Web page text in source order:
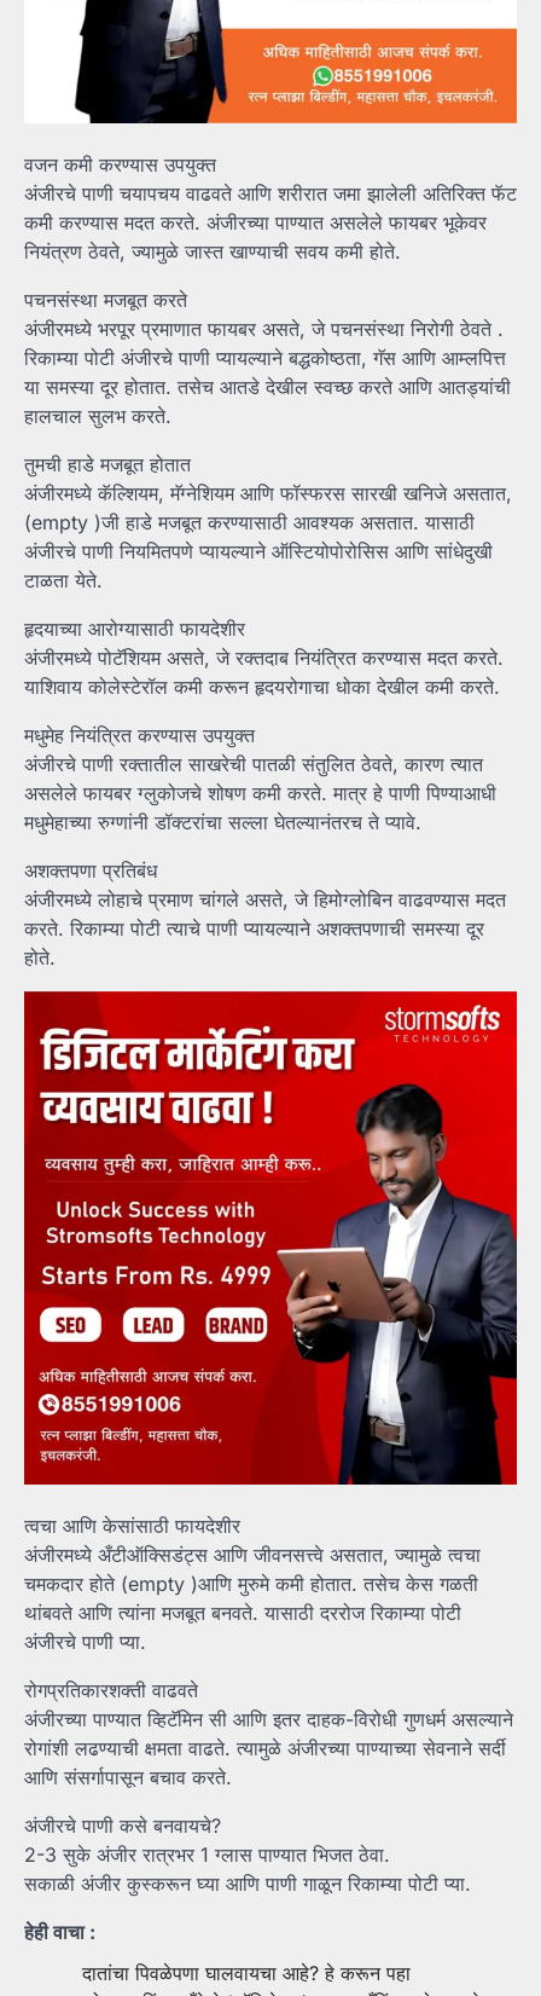
वजन कमी करण्यास उपयुक्त
अंजीरचे पाणी चयापचय वाढवते आणि शरीरात जमा झालेली अतिरिक्त फॅट
कमी करण्यास मदत करते. अंजीरच्या पाण्यात असलेले फायबर भूकेवर
नियंत्रण ठेवते, ज्यामुळे जास्त खाण्याची सवय कमी होते.
पचनसंस्था मजबूत करते
अंजीरमध्ये भरपूर प्रमाणात फायबर असते, जे पचनसंस्था निरोगी ठेवते .
रिकाम्या पोटी अंजीरचे पाणी प्यायल्याने बद्धकोष्ठता, गॅस आणि आम्लपित्त
या समस्या दूर होतात. तसेच आतडे देखील स्वच्छ करते आणि आतड्यांची
हालचाल सुलभ करते.
तुमची हाडे मजबूत होतात
अंजीरमध्ये कॅल्शियम, मॅग्नेशियम आणि फॉस्फरस सारखी खनिजे असतात,
(empty )जी हाडे मजबूत करण्यासाठी आवश्यक असतात. यासाठी
अंजीरचे पाणी नियमितपणे प्यायल्याने ऑस्टियोपोरोसिस आणि सांधेदुखी
टाळता येते.
हृदयाच्या आरोग्यासाठी फायदेशीर
अंजीरमध्ये पोटॅशियम असते, जे रक्तदाब नियंत्रित करण्यास मदत करते.
याशिवाय कोलेस्टेरॉल कमी करून हृदयरोगाचा धोका देखील कमी करते.
मधुमेह नियंत्रित करण्यास उपयुक्त
अंजीरचे पाणी रक्तातील साखरेची पातळी संतुलित ठेवते, कारण त्यात
असलेले फायबर ग्लुकोजचे शोषण कमी करते. मात्र हे पाणी पिण्याआधी
मधुमेहाच्या रुग्णांनी डॉक्टरांचा सल्ला घेतल्यानंतरच ते प्यावे.
अशक्तपणा प्रतिबंध
अंजीरमध्ये लोहाचे प्रमाण चांगले असते, जे हिमोग्लोबिन वाढवण्यास मदत
करते. रिकाम्या पोटी त्याचे पाणी प्यायल्याने अशक्तपणाची समस्या दूर
होते.
त्वचा आणि केसांसाठी फायदेशीर
अंजीरमध्ये अँटीऑक्सिडंट्स आणि जीवनसत्त्वे असतात, ज्यामुळे त्वचा
चमकदार होते (empty )आणि मुरुमे कमी होतात. तसेच केस गळती
थांबवते आणि त्यांना मजबूत बनवते. यासाठी दररोज रिकाम्या पोटी
अंजीरचे पाणी प्या.
रोगप्रतिकारशक्ती वाढवते
अंजीरच्या पाण्यात व्हिटॅमिन सी आणि इतर दाहक-विरोधी गुणधर्म असल्याने
रोगांशी लढण्याची क्षमता वाढते. त्यामुळे अंजीरच्या पाण्याच्या सेवनाने सर्दी
आणि संसर्गापासून बचाव करते.
अंजीरचे पाणी कसे बनवायचे?
2-3 सुके अंजीर रात्रभर 1 ग्लास पाण्यात भिजत ठेवा.
सकाळी अंजीर कुस्करून घ्या आणि पाणी गाळून रिकाम्या पोटी प्या.
हेही वाचा :
दातांचा पिवळेपणा घालवायचा आहे? हे करून पहा